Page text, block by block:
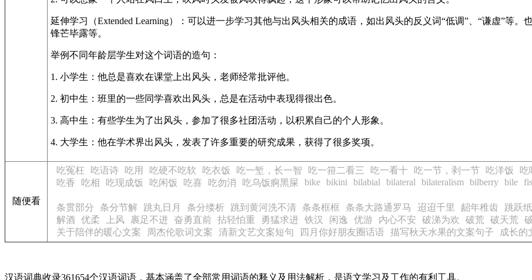
延伸学习（Extended Learning）：可以进一步学习其他与出风头相关的成语，如出风头的反义词“低调”、“谦虚”等
锋芒毕露等。
举例不同年龄层学生对这个词语的造句：
1. 小学生：他总是喜欢在课堂上出风头，老师经常批评他。
2. 初中生：班里的一些同学喜欢出风头，总是在活动中表现得很出色。
3. 高中生：有些学生为了出风头，参加了很多社团活动，以积累自己的个人形象。
4. 大学生：他在学术界出风头，发表了许多重要的研究成果，获得了很多奖项。
随便看
吃冤枉 吃语诗 吃用 吃硬不吃软 吃衣饭 吃一堑，长一智 吃一箝二看三 吃一看十 吃一节，剥一节 吃洋饭 吃
吃香
吃相 吃现成饭 吃闲饭 吃喜 吃勿消 吃乌饭痾黑屎 bike bikini bilabial bilateral bilateralism bilberry bile
条贯部分
条分节解 跳丸日月 条分缕析 跳到黄河洗不清 条条框框 条条大路通罗马 迢迢千里 龆年稚齿 跳跃
解酒
优柔 上风 裹足不进 奋勇直前 拈轻怕重 勇猛求进 铁汉 闲逸 优游 内心不安 破涕为欢 破荒 破天荒
关于陪伴的暖心文案
周杰伦歌词文案 清新文艺文案短句 四月你好朋友圈话语 描写秋天水果的文案句子 成长的
汉语词典收录361654个汉语词语，基本涵盖了全部常用词语的释义及用法解析，是语文学习及工作的有利工具。